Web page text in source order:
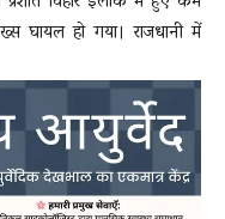
घायल हो गया। राजधानी में